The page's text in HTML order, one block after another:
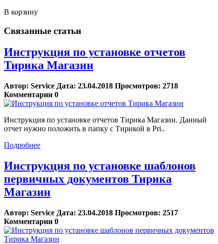
В корзину
Связанные статьи
Инструкция по установке отчетов
Тирика Магазин
Автор: Service Дата: 23.04.2018 Просмотров: 2718
Комментарии 0
Инструкция по установке отчетов Тирика Магазин. Данный
отчет нужно положить в папку с Тирикой в Pri..
Подробнее
Инструкция по установке шаблонов
первичных документов Тирика
Магазин
Автор: Service Дата: 23.04.2018 Просмотров: 2517
Комментарии 0